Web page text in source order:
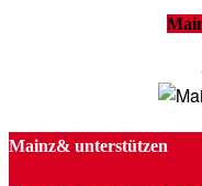
Mainz& unterstützen